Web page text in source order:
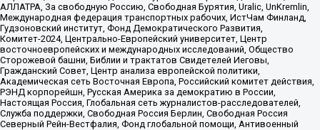
АЛЛАТРА, За свободную Россию, Свободная Бурятия, Uralic, UnKremlin,
Международная федерация транспортных рабочих, ИстЧам Финланд,
Гудзоновский институт, Фонд Демократического Развития,
Комитет-2024, Центрально-Европейский университет, Центр
восточноевропейских и международных исследований, Общество
Сторожевой башни, Библии и трактатов Свидетелей Иеговы,
Гражданский Совет, Центр анализа европейской политики,
Академическая сеть Восточная Европа, Российский комитет действия,
РЭНД корпорейшн, Русская Америка за демократию в России,
Настоящая Россия, Глобальная сеть журналистов-расследователей,
Служба поддержки, Свободная Россия Берлин, Свободная Россия
Северный Рейн-Вестфалия, Фонд глобальной помощи, Антивоенный